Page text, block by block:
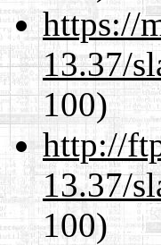
https://
13.37/
100)
http://
13.37/
100)